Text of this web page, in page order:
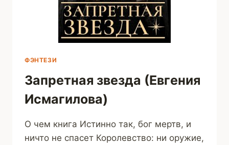
ФЭНТЕЗИ
Запретная звезда (Евгения
Исмагилова)
О чем книга Истинно так, бог мертв, и
ничто не спасет Королевство: ни оружие,